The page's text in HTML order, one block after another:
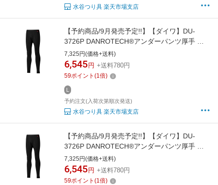
水谷つり具 楽天市場支店
【予約商品/9月発売予定!!】【ダイワ】DU-
3726P DANROTECH®アンダーパンツ厚手 ブ
ラック L【4550133695988】
7,325円(価格+送料)
6,545 円 +送料780円
59ポイント (1倍)
L
予約注文(入荷次第順次発送)
水谷つり具 楽天市場支店
【予約商品/9月発売予定!!】【ダイワ】DU-
3726P DANROTECH®アンダーパンツ厚手 ブ
ラック M【4550133695971】
7,325円(価格+送料)
6,545 円 +送料780円
59ポイント (1倍)